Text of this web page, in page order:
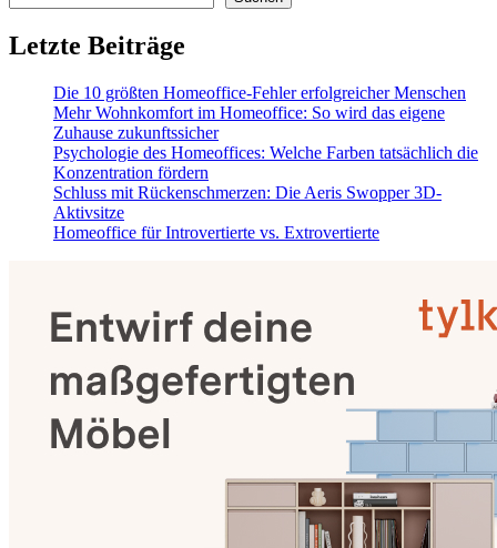
Letzte Beiträge
Die 10 größten Homeoffice-Fehler erfolgreicher Menschen
Mehr Wohnkomfort im Homeoffice: So wird das eigene
Zuhause zukunftssicher
Psychologie des Homeoffices: Welche Farben tatsächlich die
Konzentration fördern
Schluss mit Rückenschmerzen: Die Aeris Swopper 3D-
Aktivsitze
Homeoffice für Introvertierte vs. Extrovertierte